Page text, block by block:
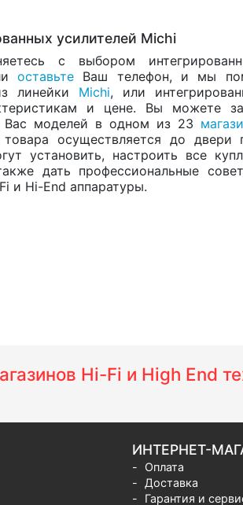
усилителей Michi
с выбором
оставьте Ваш телефон, и мы
линейки Michi, или
и цене. Вы можете
Вас моделей в одном из 23
товара осуществляется до
установить, настроить все
дать профессиональные
и Hi-End аппаратуры.
Hi-Fi и High End
ИНТЕРНЕТ-
Оплата
Доставка
Гарантия и